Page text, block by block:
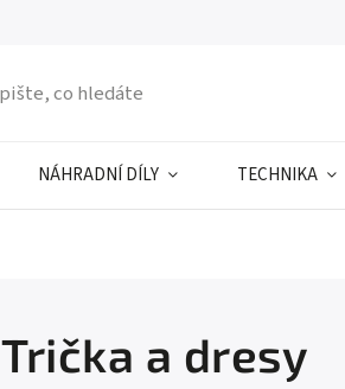
NÁHRADNÍ DÍLY TECHNIKA
Trička a dresy